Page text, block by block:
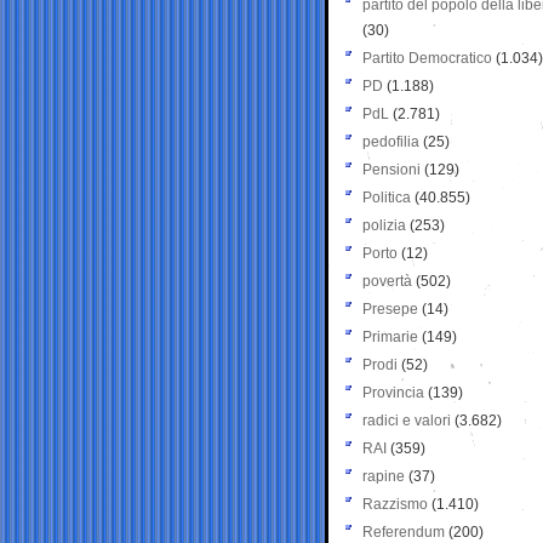
partito del popolo della
(30)
Partito Democratico (1.034)
PD (1.188)
PdL (2.781)
pedofilia (25)
Pensioni (129)
Politica (40.855)
polizia (253)
Porto (12)
povertà (502)
Presepe (14)
Primarie (149)
Prodi (52)
Provincia (139)
radici e valori (3.682)
RAI (359)
rapine (37)
Razzismo (1.410)
Referendum (200)